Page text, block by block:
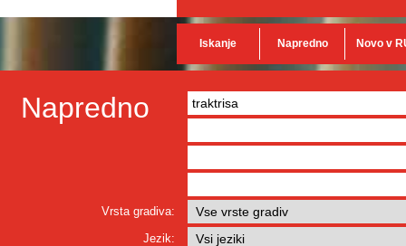
Iskanje Napredno Novo v
Napredno
Vrsta gradiva:
Jezik: